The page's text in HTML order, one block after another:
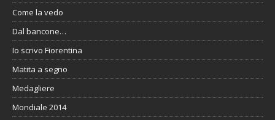
Come la vedo
Dal bancone…
Io scrivo Fiorentina
Matita a segno
Medagliere
Mondiale 2014